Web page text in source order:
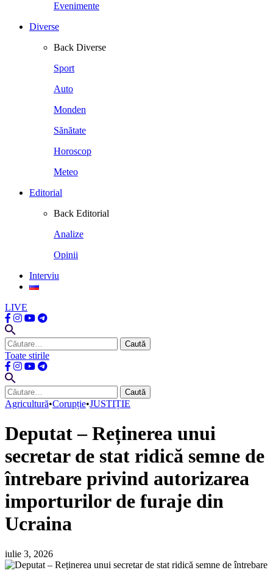
Evenimente
Diverse
Back Diverse
Sport
Auto
Monden
Sănătate
Horoscop
Meteo
Editorial
Back Editorial
Analize
Opinii
Interviu
LIVE
Caută
după:
Toate stirile
Caută
după:
Agricultură•Corupție•JUSTIȚIE
Deputat – Reținerea unui
secretar de stat ridică semne de
întrebare privind autorizarea
importurilor de furaje din
Ucraina
iulie 3, 2026